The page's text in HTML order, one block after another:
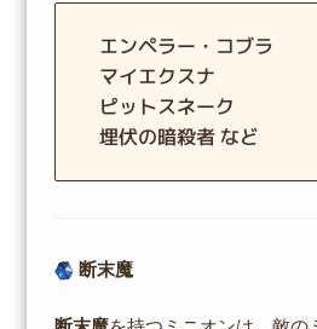
エンペラー・コブラ
マイエクスナ
ピットスネーク
埋伏の暗殺者 など
断末魔